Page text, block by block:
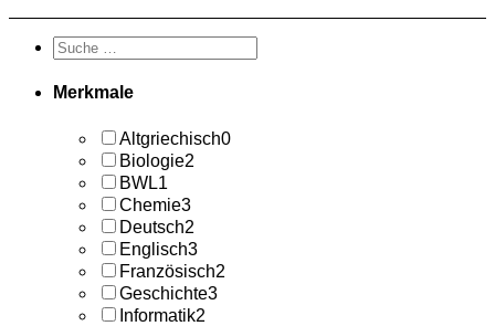
Merkmale
Altgriechisch0
Biologie2
BWL1
Chemie3
Deutsch2
Englisch3
Französisch2
Geschichte3
Informatik2